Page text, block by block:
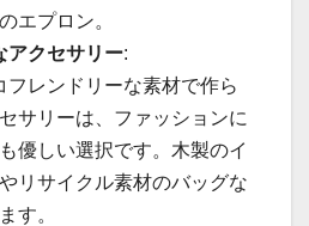
エプロン。
アクセサリー:
フレンドリーな素材で作ら
サリーは、ファッションに
優しい選択です。木製のイ
リサイクル素材のバッグな
す。